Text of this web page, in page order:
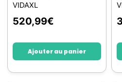
VIDAXL
520,99€
Ajouter au panier